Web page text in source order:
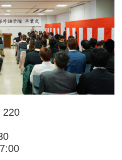
220